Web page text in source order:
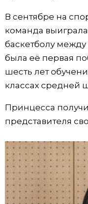
В сентябре на
команда
баскетболу
была её первая
шесть лет
классах средней
Принцесса
представителя